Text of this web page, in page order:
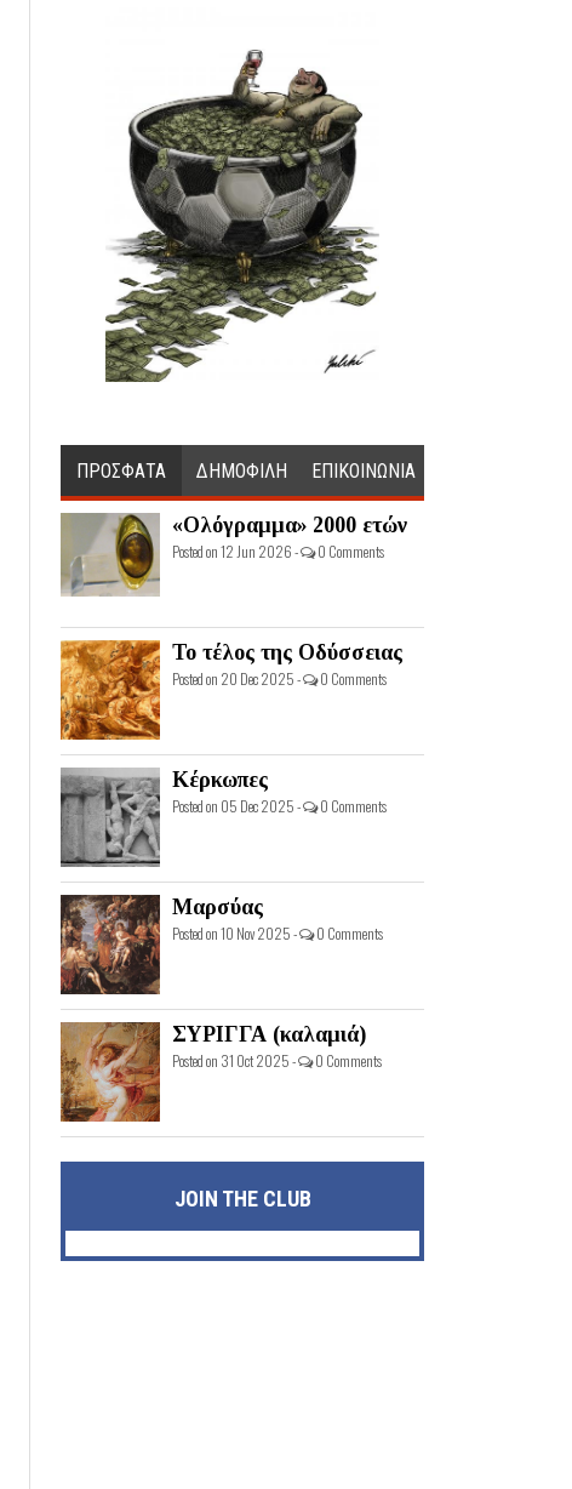
ΠΡΟΣΦΑΤΑ ΔΗΜΟΦΙΛΗ ΕΠΙΚΟΙΝΩΝΙΑ
«Ολόγραμμα» 2000 ετών
Posted on 12 Jun 2026 - 0 Comments
Το τέλος της Οδύσσειας
Posted on 20 Dec 2025 - 0 Comments
Κέρκωπες
Posted on 05 Dec 2025 - 0 Comments
Μαρσύας
Posted on 10 Nov 2025 - 0 Comments
ΣΥΡΙΓΓΑ (καλαμιά)
Posted on 31 Oct 2025 - 0 Comments
JOIN THE CLUB